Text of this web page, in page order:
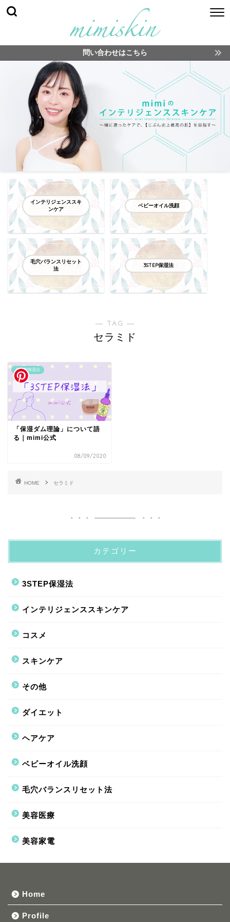
問い合わせはこちら
インテリジェンススキ
ンケア
ベビーオイル洗顔
毛穴バランスリセット
法
3STEP保湿法
― TAG ―
セラミド
3STEP保湿法
「保湿ダム理論」について語
る｜mimi公式
08/09/2020
HOME セラミド
カテゴリー
3STEP保湿法
インテリジェンススキンケア
コスメ
スキンケア
その他
ダイエット
ヘアケア
ベビーオイル洗顔
毛穴バランスリセット法
美容医療
美容家電
Home
Profile